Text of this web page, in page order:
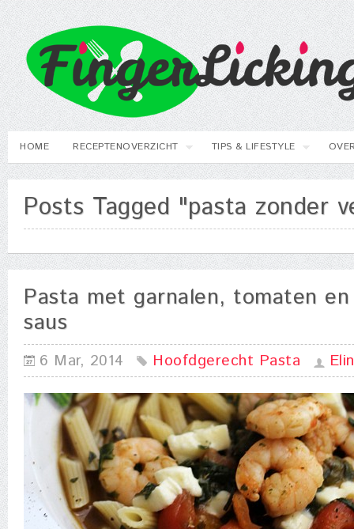
HOME RECEPTENOVERZICHT TIPS & LIFESTYLE
Posts Tagged "pasta zonder
Pasta met garnalen, tomaten en
saus
6 Mar, 2014 Hoofdgerecht Pasta